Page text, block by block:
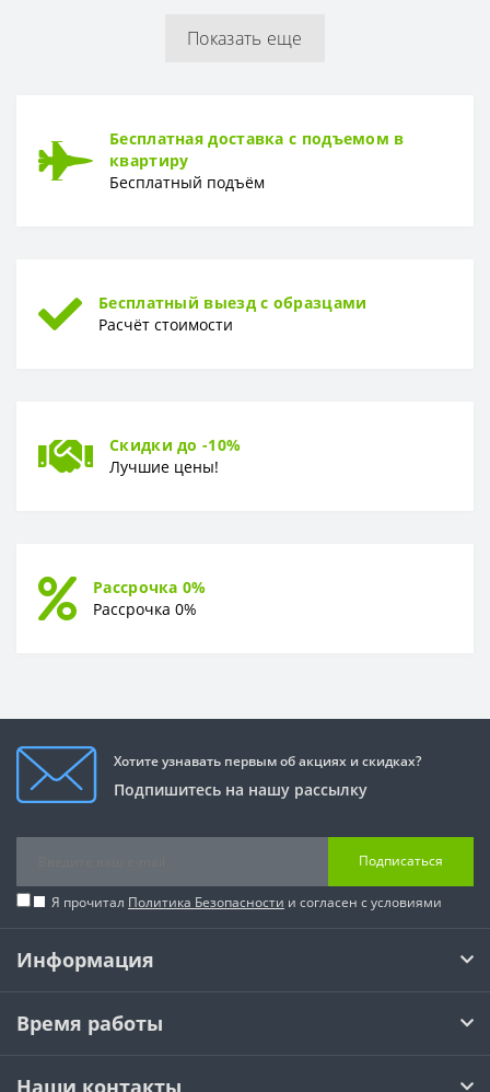
Показать еще
Бесплатная доставка с подъемом в
квартиру
Бесплатный подъём
Бесплатный выезд с образцами
Расчёт стоимости
Скидки до -10%
Лучшие цены!
Рассрочка 0%
Рассрочка 0%
Хотите узнавать первым об акциях и скидках?
Подпишитесь на нашу рассылку
Подписаться
Я прочитал Политика Безопасности и согласен с условиями
Информация
Время работы
Наши контакты